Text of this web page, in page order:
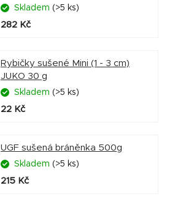
Skladem (>5 ks)
282 Kč
Rybičky sušené Mini (1 - 3 cm)
JUKO 30 g
Skladem (>5 ks)
22 Kč
UGF sušená bráněnka 500g
Skladem (>5 ks)
215 Kč